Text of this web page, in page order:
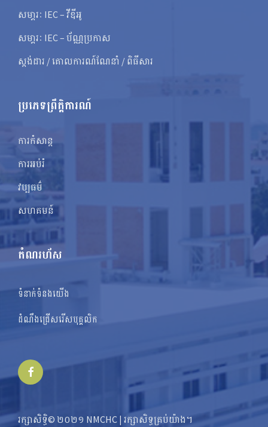
សមា្ភរៈ IEC – វីឌីអូ
សមា្ភរៈ IEC – ប័ណ្ណប្រកាស
ស្តង់ដារ / គោលការណ៍ណែនាំ / ពិធីសារ
ប្រភេទព្រឹត្តិការណ៍
ការកំសាន្ត
ការអប់រំ
វប្បធម៌
សហគមន៍
តំណរហ័ស
ទំនាក់ទំនងយើង
ដំណឹងជ្រើសរើសបុគ្គលិក
Facebook
រក្សាសិទ្ធិ© ២០២១ NMCHC | រក្សា​​សិទ្ធ​គ្រប់យ៉ាង។